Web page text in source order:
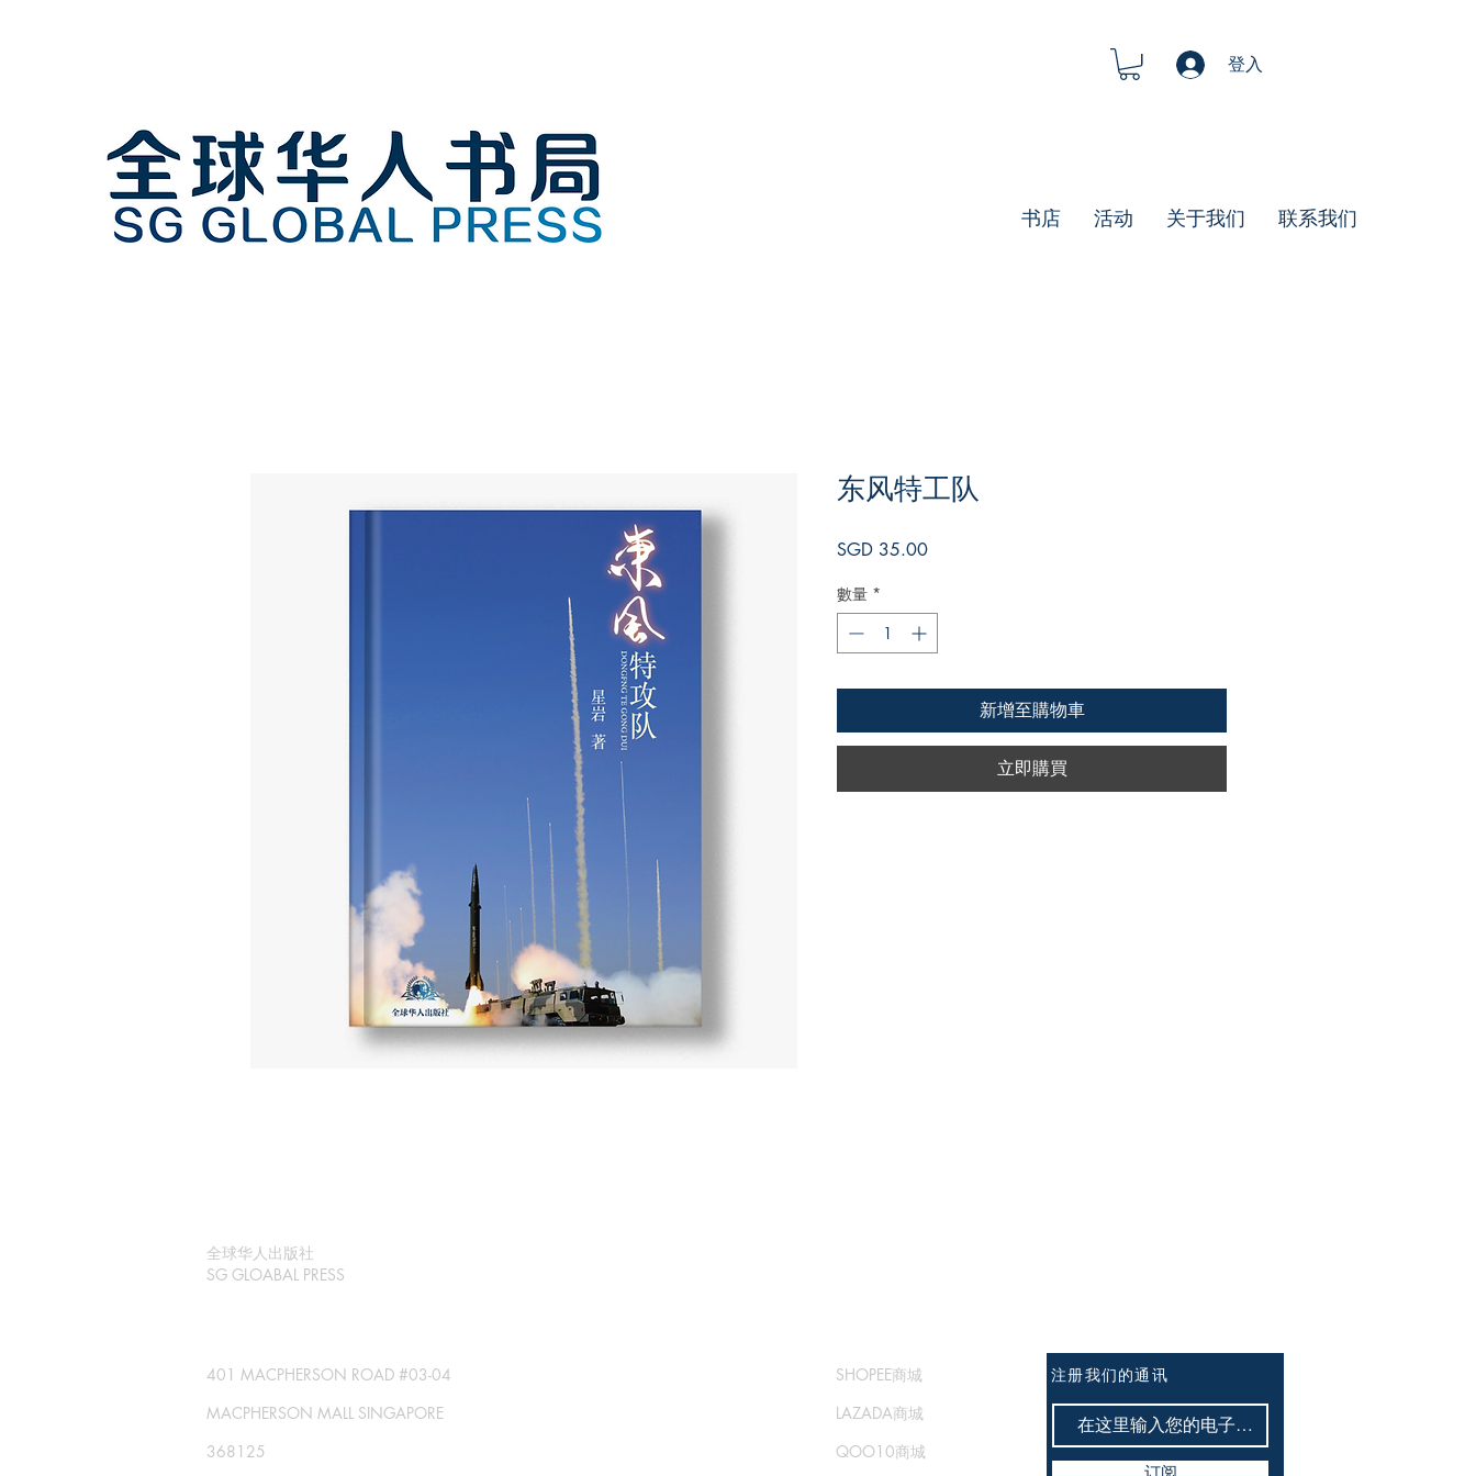
登入
书店 活动 关于我们 联系我们
东风特工队
SGD 35.00價
數量 *
新增至購物車
立即購買
全球华人出版社
SG GLOABAL PRESS
401 MACPHERSON ROAD #03-04
MACPHERSON MALL SINGAPORE
368125
SHOPEE商城
LAZADA商城
QOO10商城
注册我们的通讯
订阅